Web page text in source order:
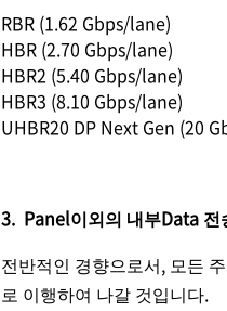
RBR (1.62 Gbps/lane)
HBR (2.70 Gbps/lane)
HBR2 (5.40 Gbps/lane)
HBR3 (8.10 Gbps/lane)
UHBR20 DP Next Gen (20
3. Panel이외의 내부Data 전
전반적인 경향으로서, 모든
로 이행하여 나갈 것입니다.